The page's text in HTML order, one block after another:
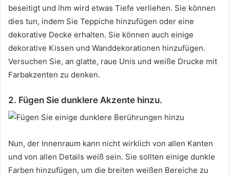
beseitigt und ihm wird etwas Tiefe verliehen. Sie können
dies tun, indem Sie Teppiche hinzufügen oder eine
dekorative Decke erhalten. Sie können auch einige
dekorative Kissen und Wanddekorationen hinzufügen.
Versuchen Sie, an glatte, raue Unis und weiße Drucke mit
Farbakzenten zu denken.
2. Fügen Sie dunklere Akzente hinzu.
Nun, der Innenraum kann nicht wirklich von allen Kanten
und von allen Details weiß sein. Sie sollten einige dunkle
Farben hinzufügen, um die breiten weißen Bereiche zu